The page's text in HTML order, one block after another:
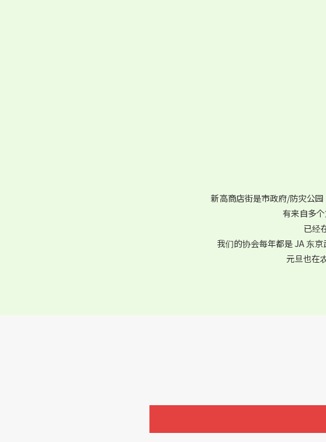
新高商店街是市政府/防灾公园
有来自多个
已经
我们的协会每年都是 JA 东京
元旦也在